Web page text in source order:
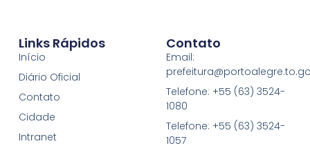
Links Rápidos
Início
Diário Oficial
Contato
Cidade
Intranet
Contato
Email:
Telefone: +55 (63) 3524-
1080
Telefone: +55 (63) 3524-
1057